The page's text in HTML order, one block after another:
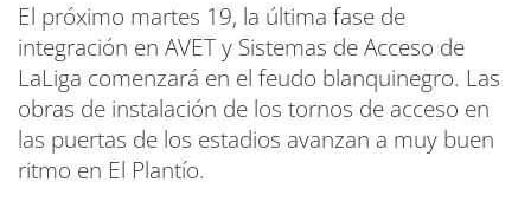
El próximo martes 19, la última fase de
integración en AVET y Sistemas de Acceso de
LaLiga comenzará en el feudo blanquinegro. Las
obras de instalación de los tornos de acceso en
las puertas de los estadios avanzan a muy buen
ritmo en El Plantío.